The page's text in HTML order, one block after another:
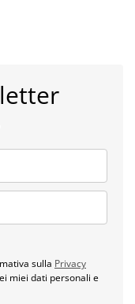
sulla Privacy
miei dati personali e